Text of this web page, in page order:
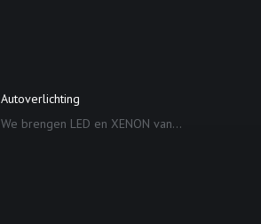
Autoverlichting
We brengen LED en XENON van...